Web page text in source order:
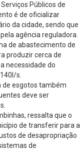
Públicos de
é de oficializar
da cidade, sendo que
agência reguladora.
de abastecimento de
produzir cerca de
necessidade do
s.
de esgotos também
deve ser
ressalta que o
de transferir para a
de desapropriação
de